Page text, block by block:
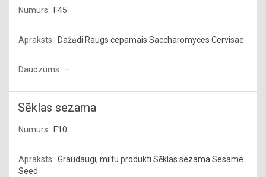
F45
Dažādi Raugs cepamais Saccharomyces Cervisae
–
Sēklas sezama
F10
Graudaugi, miltu produkti Sēklas sezama Sesame
Seed